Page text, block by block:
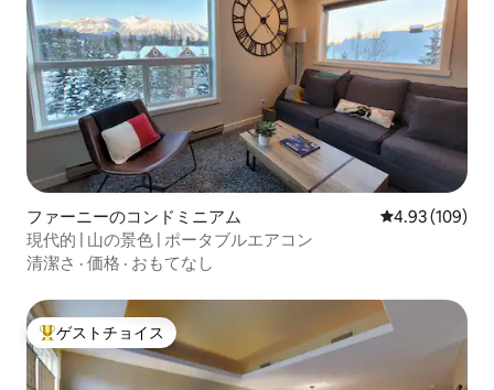
ファーニーのコンドミニアム レビュー109
4.93 (109)
現代的 | 山の景色 | ポータブルエアコン
清潔さ · 価格 · おもてなし
大好評のゲストチョイスです。
ゲストチョイス